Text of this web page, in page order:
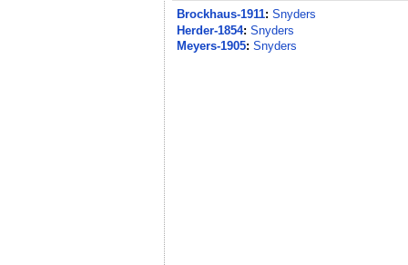
Brockhaus-1911: Snyders
Herder-1854: Snyders
Meyers-1905: Snyders